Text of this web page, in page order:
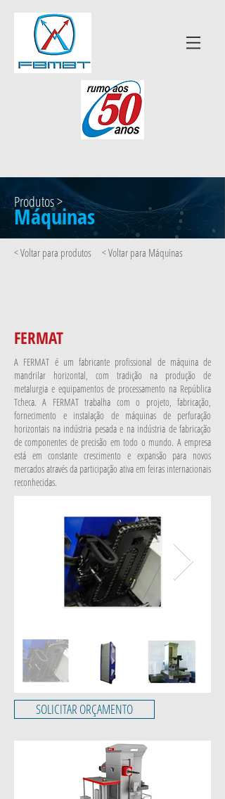
Produtos >
Máquinas
< Voltar para produtos < Voltar para Máquinas
FERMAT
A FERMAT é um fabricante profissional de máquina de
mandrilar horizontal, com tradição na produção de
metalurgia e equipamentos de processamento na República
Tcheca. A FERMAT trabalha com o projeto, fabricação,
fornecimento e instalação de máquinas de perfuração
horizontais na indústria pesada e na indústria de fabricação
de componentes de precisão em todo o mundo. A empresa
está em constante crescimento e expansão para novos
mercados através da participação ativa em feiras internacionais
reconhecidas.
SOLICITAR ORÇAMENTO